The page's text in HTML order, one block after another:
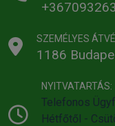
SZEMÉLYES
1186
NYITVATARTÁS:
Telefonos
Hétfőtől -